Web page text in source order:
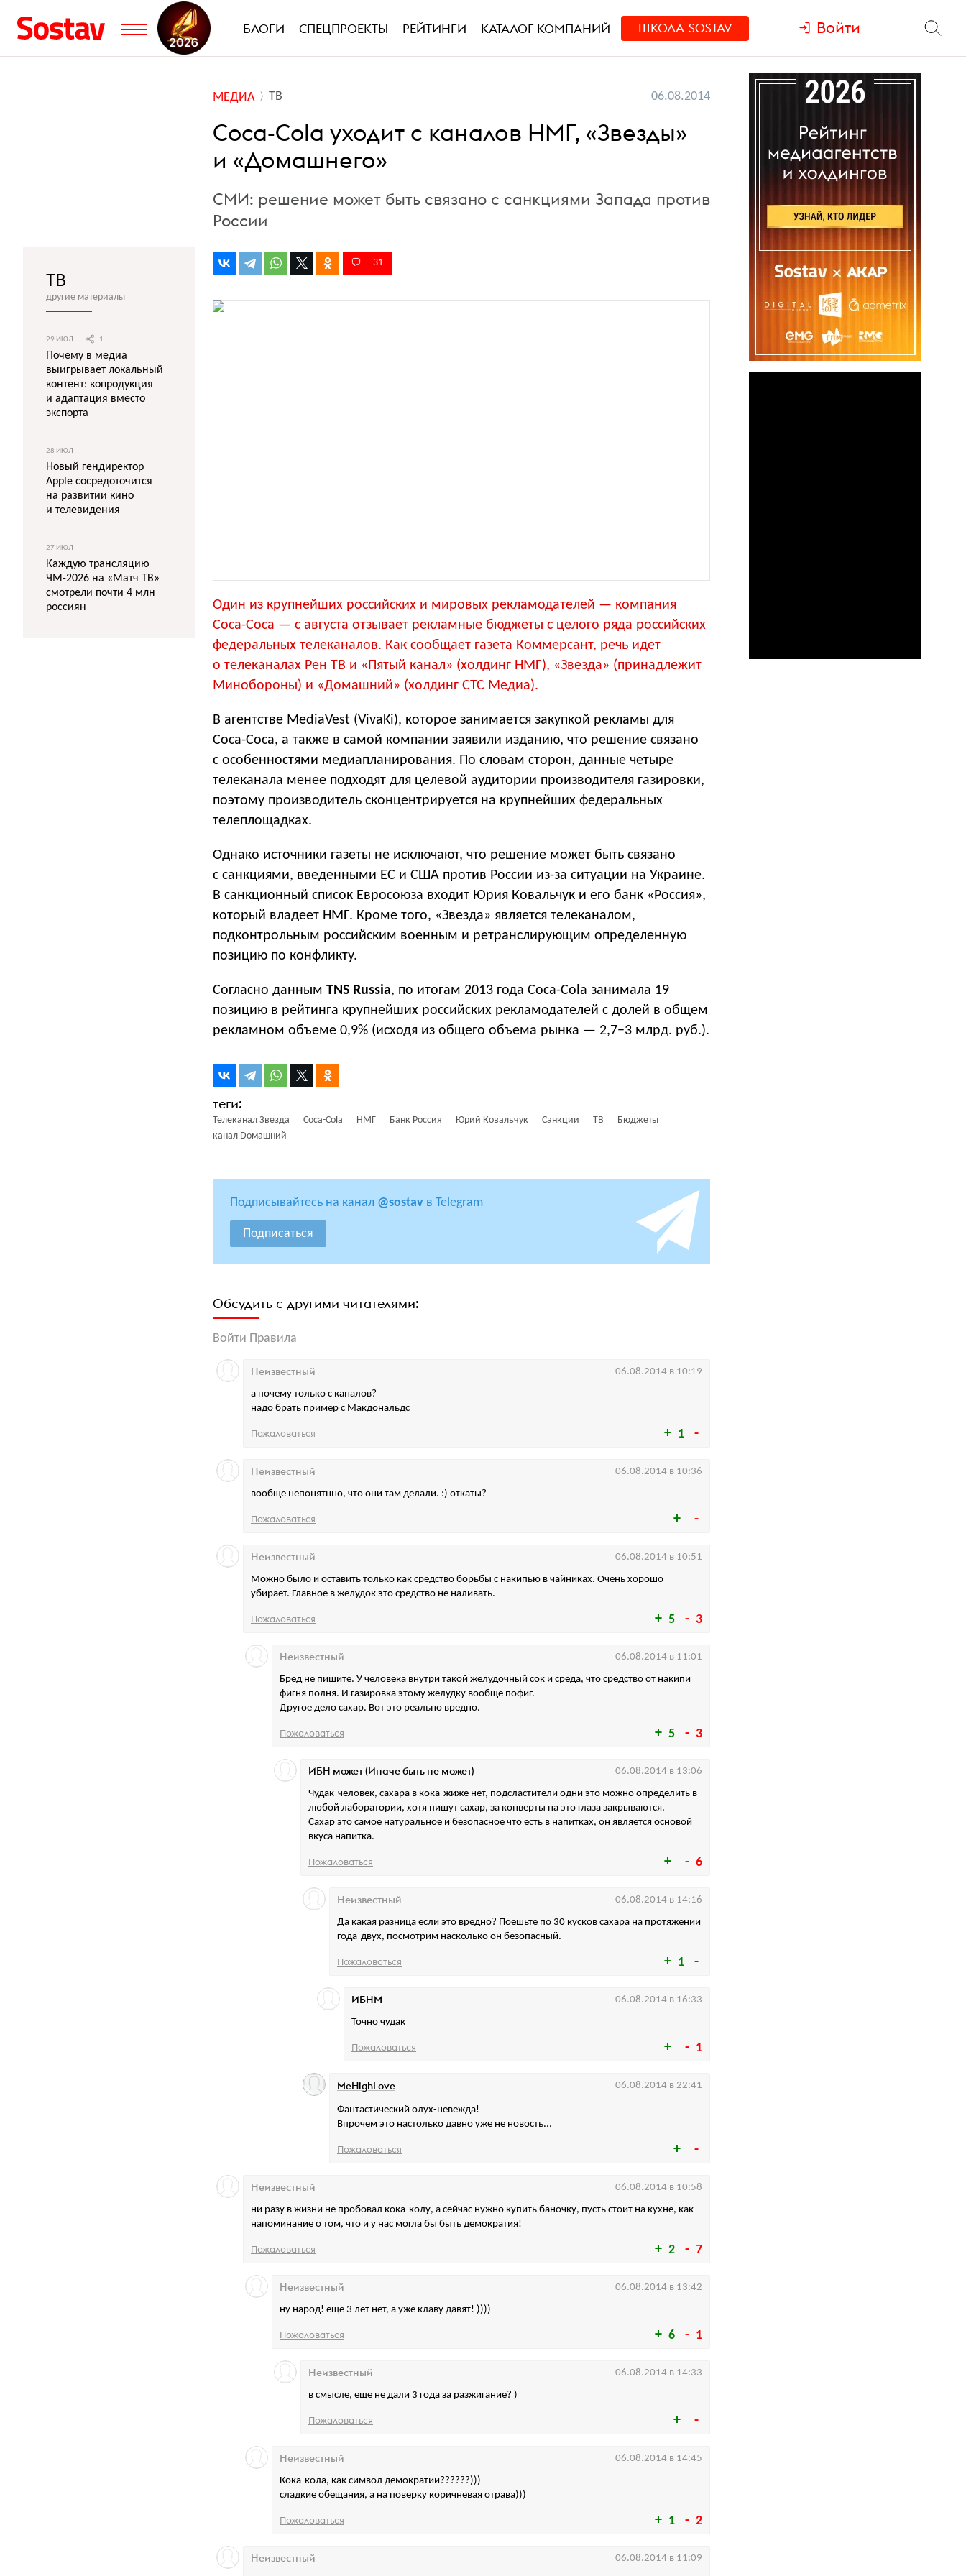
БЛОГИ СПЕЦПРОЕКТЫ РЕЙТИНГИ КАТАЛОГ КОМПАНИЙ ШКОЛА SOSTAV Войти
МЕДИА ТВ 06.08.2014
Coca-Cola уходит с каналов НМГ, «Звезды»
и «Домашнего»
СМИ: решение может быть связано с санкциями Запада против
России
31
Один из крупнейших российских и мировых рекламодателей — компания
Coca-Coca — с августа отзывает рекламные бюджеты с целого ряда российских
федеральных телеканалов. Как сообщает газета Коммерсант, речь идет
о телеканалах Рен ТВ и «Пятый канал» (холдинг НМГ), «Звезда» (принадлежит
Минобороны) и «Домашний» (холдинг СТС Медиа).
В агентстве MediaVest (VivaKi), которое занимается закупкой рекламы для
Coca-Coca, а также в самой компании заявили изданию, что решение связано
с особенностями медиапланирования. По словам сторон, данные четыре
телеканала менее подходят для целевой аудитории производителя газировки,
поэтому производитель сконцентрируется на крупнейших федеральных
телеплощадках.
Однако источники газеты не исключают, что решение может быть связано
с санкциями, введенными ЕС и США против России из-за ситуации на Украине.
В санкционный список Евросоюза входит Юрия Ковальчук и его банк «Россия»,
который владеет НМГ. Кроме того, «Звезда» является телеканалом,
подконтрольным российским военным и ретранслирующим определенную
позицию по конфликту.
Согласно данным TNS Russia, по итогам 2013 года Coca-Cola занимала 19
позицию в рейтинга крупнейших российских рекламодателей c долей в общем
рекламном объеме 0,9% (исходя из общего объема рынка — 2,7−3 млрд. руб.).
Телеканал Звезда Coca-Cola НМГ Банк Россия Юрий Ковальчук Санкции ТВ
Бюджеты
канал Dомашний
Подписывайтесь на канал @sostav в Telegram
Подписаться
Обсудить с другими читателями:
Войти Правила
1
а почему только с каналов?
надо брать пример с Макдональдс
Неизвестный 06.08.2014 в 10:19
Пожаловаться
вообще непонятнно, что они там делали. :) откаты?
Неизвестный 06.08.2014 в 10:36
Пожаловаться
5 3
Можно было и оставить только как средство борьбы с накипью в чайниках. Очень хорошо
убирает. Главное в желудок это средство не наливать.
Неизвестный 06.08.2014 в 10:51
Пожаловаться
5 3
Бред не пишите. У человека внутри такой желудочный сок и среда, что средство от накипи
фигня полня. И газировка этому желудку вообще пофиг.
Другое дело сахар. Вот это реально вредно.
Неизвестный 06.08.2014 в 11:01
Пожаловаться
6
Чудак-человек, сахара в кока-жиже нет, подсластители одни это можно определить в
любой лаборатории, хотя пишут сахар, за конверты на это глаза закрываются.
Сахар это самое натуральное и безопасное что есть в напитках, он является основой
вкуса напитка.
ИБН может (Иначе быть не может) 06.08.2014 в 13:06
Пожаловаться
1
Да какая разница если это вредно? Поешьте по 30 кусков сахара на протяжении
года-двух, посмотрим насколько он безопасный.
Неизвестный 06.08.2014 в 14:16
Пожаловаться
1
Точно чудак
ИБНМ 06.08.2014 в 16:33
Пожаловаться
Фантастический олух-невежда!
Впрочем это настолько давно уже не новость...
MeHighLove 06.08.2014 в 22:41
Пожаловаться
2 7
ни разу в жизни не пробовал кока-колу, а сейчас нужно купить баночку, пусть стоит на кухне, как
напоминание о том, что и у нас могла бы быть демократия!
Неизвестный 06.08.2014 в 10:58
Пожаловаться
6 1
ну народ! еще 3 лет нет, а уже клаву давят! ))))
Неизвестный 06.08.2014 в 13:42
Пожаловаться
в смысле, еще не дали 3 года за разжигание? )
Неизвестный 06.08.2014 в 14:33
Пожаловаться
1 2
Кока-кола, как символ демократии??????)))
сладкие обещания, а на поверку коричневая отрава)))
Неизвестный 06.08.2014 в 14:45
Пожаловаться
Неизвестный 06.08.2014 в 11:09
ТВ
другие материалы
29 ИЮЛ 1
Почему в медиа
выигрывает локальный
контент: копродукция
и адаптация вместо
экспорта
28 ИЮЛ
Новый гендиректор
Apple сосредоточится
на развитии кино
и телевидения
27 ИЮЛ
Каждую трансляцию
ЧМ-2026 на «Матч ТВ»
смотрели почти 4 млн
россиян